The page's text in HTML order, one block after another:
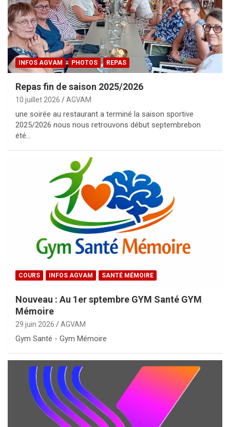
INFOS AGVAM PHOTOS REPAS
Repas fin de saison 2025/2026
10 juillet 2026 AGVAM
une soirée au restaurant a terminé la saison sportive
2025/2026 nous nous retrouvons début septembrebon
été…
COURS INFOS AGVAM SANTÉ MÉMOIRE
Nouveau : Au 1er sptembre GYM Santé GYM
Mémoire
29 juin 2026 AGVAM
Gym Santé - Gym Mémoire